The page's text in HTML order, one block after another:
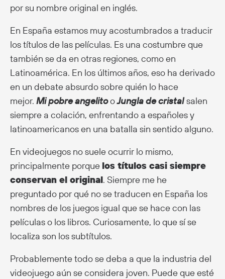
por su nombre original en inglés.
En España estamos muy acostumbrados a traducir
los títulos de las películas. Es una costumbre que
también se da en otras regiones, como en
Latinoamérica. En los últimos años, eso ha derivado
en un debate absurdo sobre quién lo hace
mejor. Mi pobre angelitooJungla de cristal salen
siempre a colación, enfrentando a españoles y
latinoamericanos en una batalla sin sentido alguno.
En videojuegos no suele ocurrir lo mismo,
principalmente porque los títulos casi siempre
conservan el original. Siempre me he
preguntado por qué no se traducen en España los
nombres de los juegos igual que se hace con las
películas o los libros. Curiosamente, lo que sí se
localiza son los subtítulos.
Probablemente todo se deba a que la industria del
videojuego aún se considera joven. Puede que esté